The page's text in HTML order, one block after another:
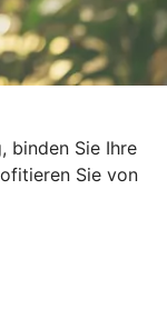
binden Sie Ihre
Sie von